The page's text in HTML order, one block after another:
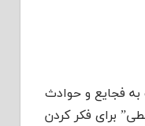
فجایع و حوادث
برای فکر کردن